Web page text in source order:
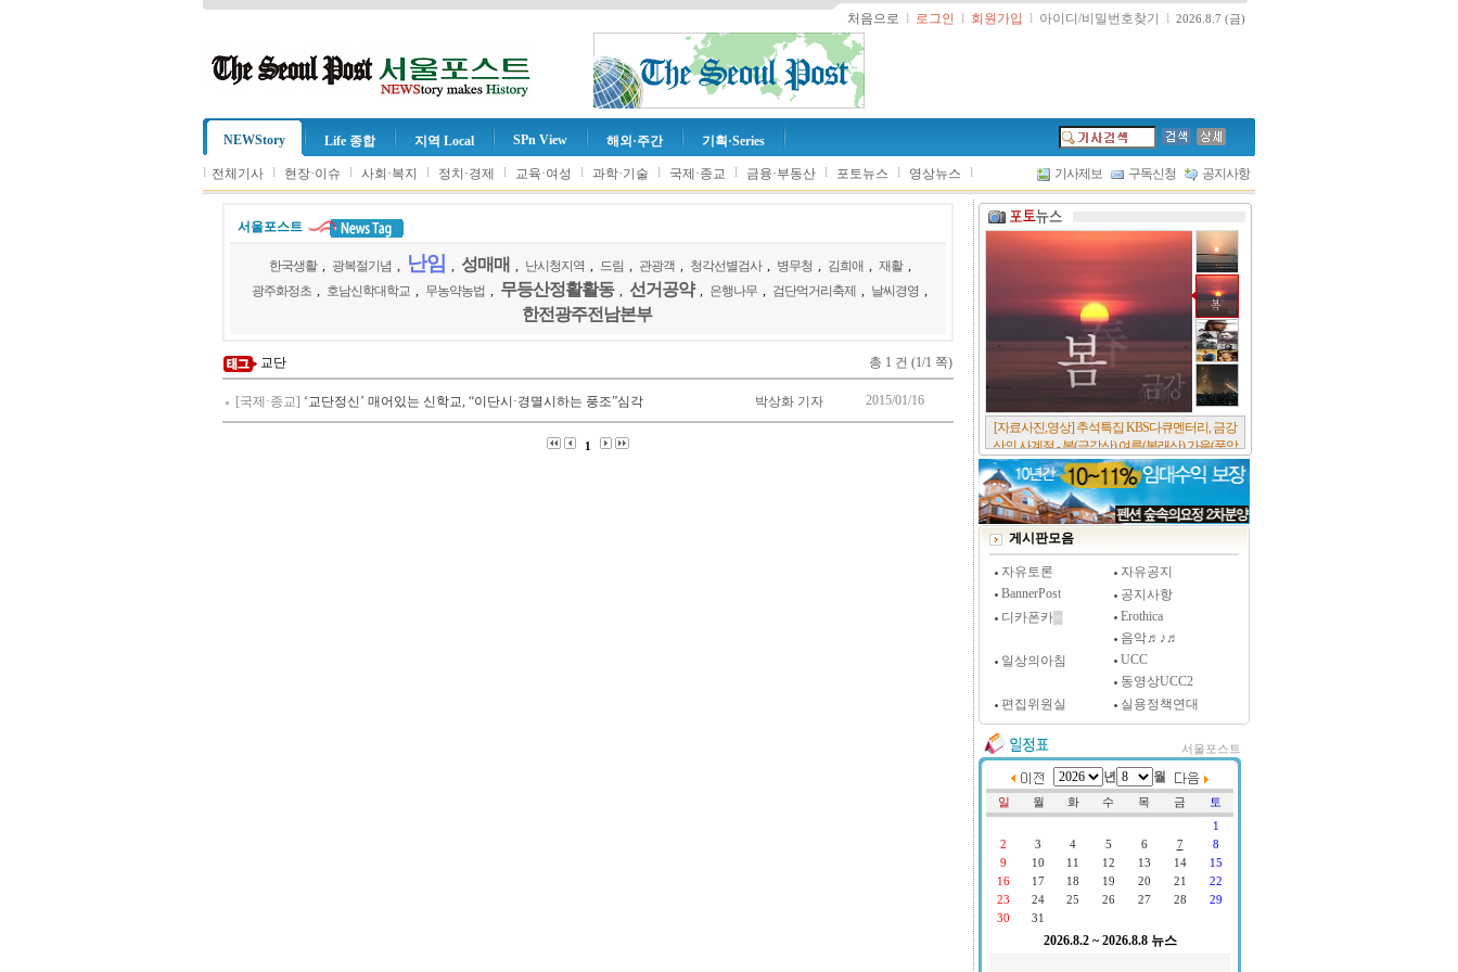
처음으로 l 로그인 l 회원가입 l 아이디/비밀번호찾기 l 2026.8.7 (금)
NEWStory Life 종합 지역 Local SPn View 해외·주간 기획·Series
l 전체기사 l 현장·이슈 l 사회·복지 l 정치·경제 l 교육·여성 l 과학·기술 l 국제·종교 l 금융·부동산 l 포토뉴스 l 영상뉴스 l 기사제보 구독신청 공지사항
서울포스트
한국생활 광복절기념 난임 성매매 난시청지역 드림 관광객 청각선별검사 병무청 김희애 재활
광주화정초
호남신학대학교 무농약농법 무등산정활활동 선거공약 은행나무 검단먹거리축제 날씨경영
한전광주전남본부
교단 총 1 건 (1/1 쪽)
[국제·종교] ‘교단정신’ 매어있는 신학교, “이단시·경멸시하는 풍조”심각 박상화 기자 2015/01/16
1
[서울포스트논단] 담배에 관한 추억, 연도별 우리
나라 금연정책 및 금연구역 확대 추이, 정부가 아
무리 더 해롭다고 사기를 쳐대도 피워 본 사람은
다 안다, 전자담배시장은 10년새 폭발적 증가세..
[시사저널 인터뷰] 윤방부 연세대 의대 명예교수,
"골초에게 전자담배를 허하라"
게시판모음
자유토론
자유공지
BannerPost
공지사항
디카폰카▒
Erothica
음악♬♪♬
일상의아침
UCC
동영상UCC2
편집위원실
실용정책연대
서울포스트